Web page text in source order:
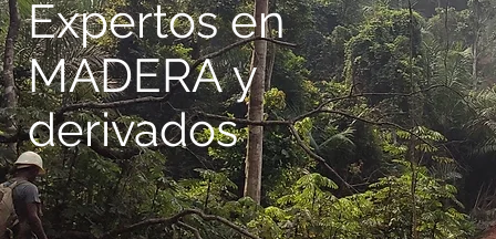
Expertos en
MADERA y
derivados